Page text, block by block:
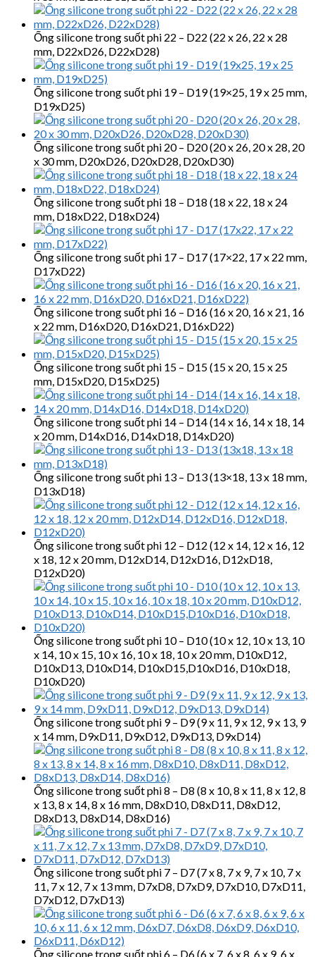
Ống silicone trong suốt phi 22 – D22 (22 x 26, 22 x 28
mm, D22xD26, D22xD28)
Ống silicone trong suốt phi 19 – D19 (19×25, 19 x 25 mm,
D19xD25)
Ống silicone trong suốt phi 20 – D20 (20 x 26, 20 x 28, 20
x 30 mm, D20xD26, D20xD28, D20xD30)
Ống silicone trong suốt phi 18 – D18 (18 x 22, 18 x 24
mm, D18xD22, D18xD24)
Ống silicone trong suốt phi 17 – D17 (17×22, 17 x 22 mm,
D17xD22)
Ống silicone trong suốt phi 16 – D16 (16 x 20, 16 x 21, 16
x 22 mm, D16xD20, D16xD21, D16xD22)
Ống silicone trong suốt phi 15 – D15 (15 x 20, 15 x 25
mm, D15xD20, D15xD25)
Ống silicone trong suốt phi 14 – D14 (14 x 16, 14 x 18, 14
x 20 mm, D14xD16, D14xD18, D14xD20)
Ống silicone trong suốt phi 13 – D13 (13×18, 13 x 18 mm,
D13xD18)
Ống silicone trong suốt phi 12 – D12 (12 x 14, 12 x 16, 12
x 18, 12 x 20 mm, D12xD14, D12xD16, D12xD18,
D12xD20)
Ống silicone trong suốt phi 10 – D10 (10 x 12, 10 x 13, 10
x 14, 10 x 15, 10 x 16, 10 x 18, 10 x 20 mm, D10xD12,
D10xD13, D10xD14, D10xD15,D10xD16, D10xD18,
D10xD20)
Ống silicone trong suốt phi 9 – D9 (9 x 11, 9 x 12, 9 x 13, 9
x 14 mm, D9xD11, D9xD12, D9xD13, D9xD14)
Ống silicone trong suốt phi 8 – D8 (8 x 10, 8 x 11, 8 x 12, 8
x 13, 8 x 14, 8 x 16 mm, D8xD10, D8xD11, D8xD12,
D8xD13, D8xD14, D8xD16)
Ống silicone trong suốt phi 7 – D7 (7 x 8, 7 x 9, 7 x 10, 7 x
11, 7 x 12, 7 x 13 mm, D7xD8, D7xD9, D7xD10, D7xD11,
D7xD12, D7xD13)
Ống silicone trong suốt phi 6 – D6 (6 x 7, 6 x 8, 6 x 9, 6 x